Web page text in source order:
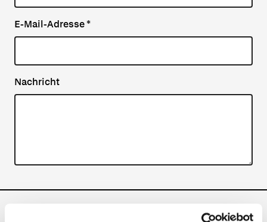
E-Mail-Adresse*
Nachricht